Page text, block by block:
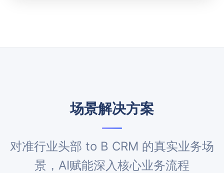
场景解决方案
对准行业头部 to B CRM 的真实业务场
景，AI赋能深入核心业务流程